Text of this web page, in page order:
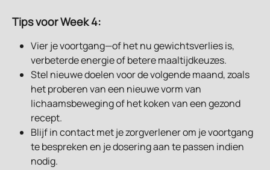
Tips voor Week 4:
Vier je voortgang—of het nu gewichtsverlies is,
verbeterde energie of betere maaltijdkeuzes.
Stel nieuwe doelen voor de volgende maand, zoals
het proberen van een nieuwe vorm van
lichaamsbeweging of het koken van een gezond
recept.
Blijf in contact met je zorgverlener om je voortgang
te bespreken en je dosering aan te passen indien
nodig.